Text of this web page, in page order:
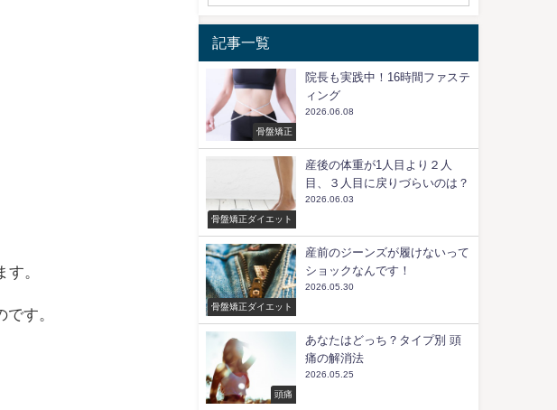
。
す。
記事一覧
骨盤矯正
院長も実践中！16時間ファステ
ィング
2026.06.08
骨盤矯正ダイエット
産後の体重が1人目より２人
目、３人目に戻りづらいのは？
2026.06.03
骨盤矯正ダイエット
産前のジーンズが履けないって
ショックなんです！
2026.05.30
頭痛
あなたはどっち？タイプ別 頭
痛の解消法
2026.05.25